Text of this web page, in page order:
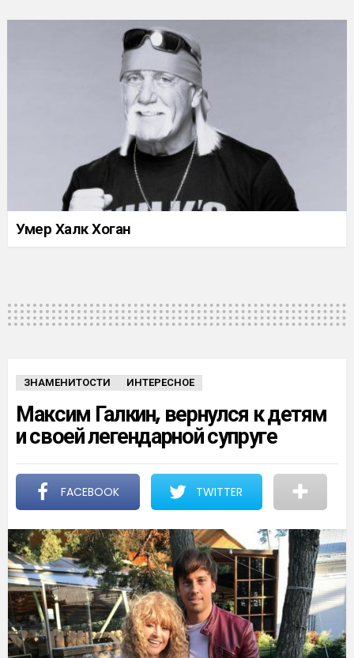
Умер Халк Хоган
ЗНАМЕНИТОСТИ ИНТЕРЕСНОЕ
Максим Галкин, вернулся к детям
и своей легендарной супруге
FACEBOOK TWITTER